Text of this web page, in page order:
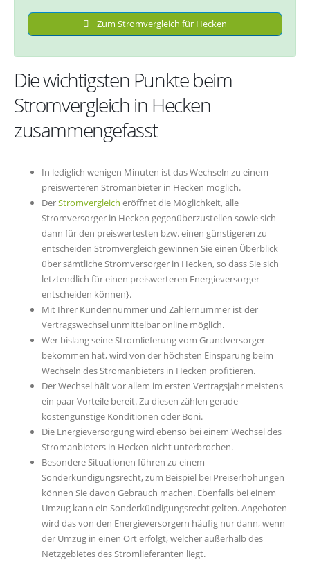
Zum Stromvergleich für Hecken
Die wichtigsten Punkte beim
Stromvergleich in Hecken
zusammengefasst
In lediglich wenigen Minuten ist das Wechseln zu einem
preiswerteren Stromanbieter in Hecken möglich.
DerStromvergleich eröffnet die Möglichkeit, alle
Stromversorger in Hecken gegenüberzustellen sowie sich
dann für den preiswertesten bzw. einen günstigeren zu
entscheiden Stromvergleich gewinnen Sie einen Überblick
über sämtliche Stromversorger in Hecken, so dass Sie sich
letztendlich für einen preiswerteren Energieversorger
entscheiden können}.
Mit Ihrer Kundennummer und Zählernummer ist der
Vertragswechsel unmittelbar online möglich.
Wer bislang seine Stromlieferung vom Grundversorger
bekommen hat, wird von der höchsten Einsparung beim
Wechseln des Stromanbieters in Hecken profitieren.
Der Wechsel hält vor allem im ersten Vertragsjahr meistens
ein paar Vorteile bereit. Zu diesen zählen gerade
kostengünstige Konditionen oder Boni.
Die Energieversorgung wird ebenso bei einem Wechsel des
Stromanbieters in Hecken nicht unterbrochen.
Besondere Situationen führen zu einem
Sonderkündigungsrecht, zum Beispiel bei Preiserhöhungen
können Sie davon Gebrauch machen. Ebenfalls bei einem
Umzug kann ein Sonderkündigungsrecht gelten. Angeboten
wird das von den Energieversorgern häufig nur dann, wenn
der Umzug in einen Ort erfolgt, welcher außerhalb des
Netzgebietes des Stromlieferanten liegt.